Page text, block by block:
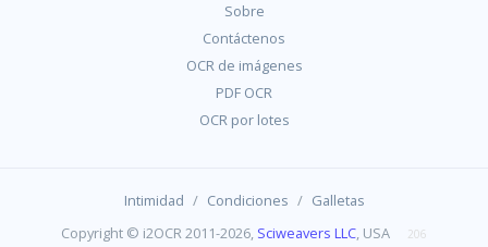
Sobre
Contáctenos
OCR de imágenes
PDF OCR
OCR por lotes
Intimidad / Condiciones / Galletas
Copyright © i2OCR 2011-2026, Sciweavers LLC, USA 206